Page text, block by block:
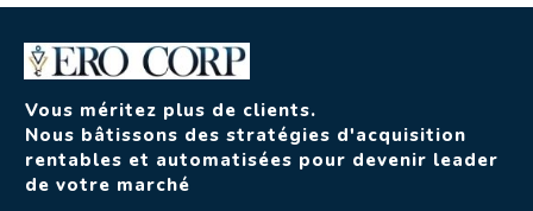
Vous méritez plus de clients.
Nous bâtissons des stratégies d'acquisition
rentables et automatisées pour devenir leader
de votre marché